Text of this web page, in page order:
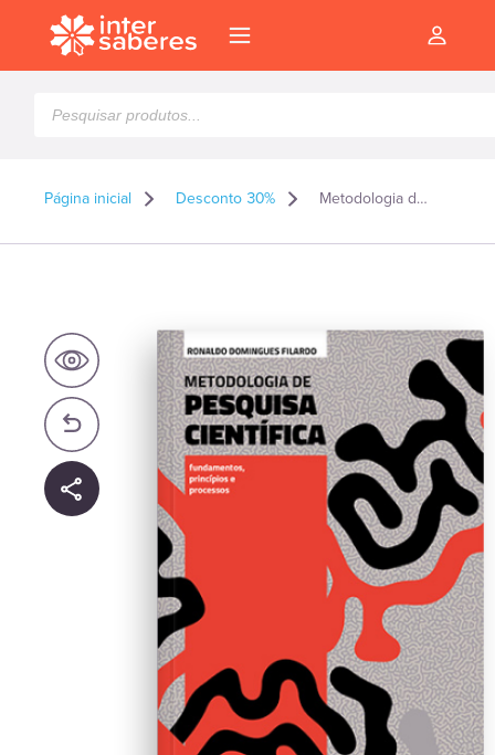
produtos
Página inicial Desconto 30% Metodologia de Pesquisa Científica: fundamentos, princípios e processos